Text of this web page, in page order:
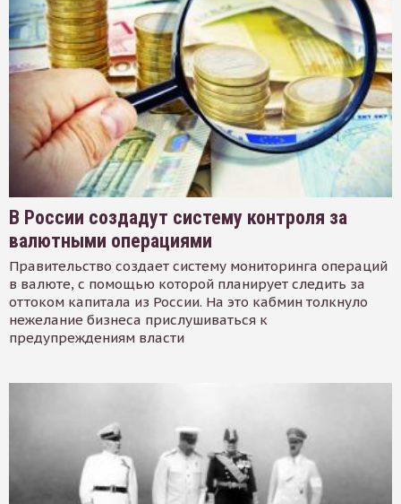
В России создадут систему контроля за
валютными операциями
Правительство создает систему мониторинга операций
в валюте, с помощью которой планирует следить за
оттоком капитала из России. На это кабмин толкнуло
нежелание бизнеса прислушиваться к
предупреждениям власти